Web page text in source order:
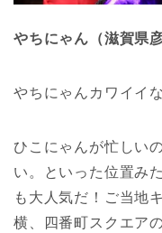
やちにゃん（滋賀県
やちにゃんカワイイな
ひこにゃんが忙しい
い。といった位置み
も大人気だ！ご当地
横、四番町スクエア